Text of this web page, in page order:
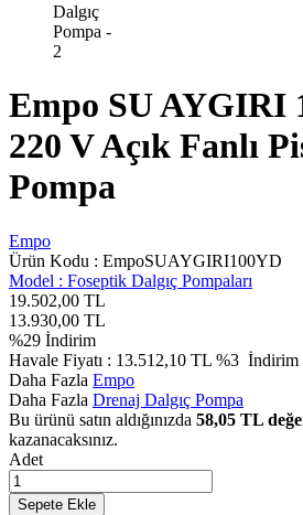
Empo SU AYGIRI
220 V Açık Fanlı
Pompa
Empo
Ürün Kodu : EmpoSUAYGIRI100YD
Model : Foseptik Dalgıç Pompaları
19.502,00 TL
13.930,00 TL
%29 İndirim
Havale Fiyatı : 13.512,10 TL %3 İndirim
Daha Fazla Empo
Daha Fazla Drenaj Dalgıç Pompa
Bu ürünü satın aldığınızda 58,05 TL
kazanacaksınız.
Adet
Sepete Ekle